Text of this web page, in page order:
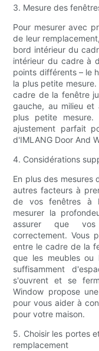
3. Mesure des
Pour mesurer avec
de leur
bord intérieur du
intérieur du cadre à
points différents – le
la plus petite
cadre de la fenêtre
gauche, au milieu
plus petite
ajustement parfait
d'IMLANG Door And
4. Considérations
En plus des mesures
autres facteurs à
de vos fenêtres à
mesurer la
assurer que vos
correctement. Vous
entre le cadre de la
que les meubles
suffisamment
s'ouvrent et se
Window propose
pour vous aider à
pour votre maison.
5. Choisir les portes
remplacement